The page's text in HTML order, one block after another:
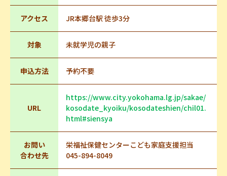
アクセス JR本郷台駅 徒歩3分
対象 未就学児の親子
申込方法 予約不要
URL
https://www.city.yokohama.lg.jp/sakae/
kosodate_kyoiku/kosodateshien/chil01.
html#siensya
お問い
合わせ先
栄福祉保健センターこども家庭支援担当
045-894-8049